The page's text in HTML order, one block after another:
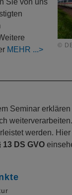
©
Sie von uns
MEHR
Seminar
werden.
DS GVO